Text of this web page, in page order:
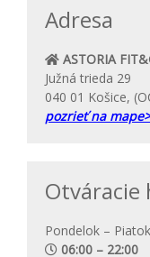
Adresa
ASTORIA
Južná trieda 29
040 01 Košice,
pozrieť na
Otváracie
Pondelok – Piatok
06:00 – 22:00